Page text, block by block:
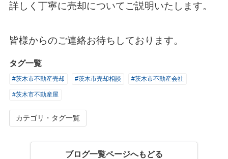
詳しく丁寧に売却についてご説明いたします。
皆様からのご連絡お待ちしております。
タグ一覧
#茨木市不動産売却 #茨木市売却相談 #茨木市不動産会社
#茨木市不動産屋
カテゴリ・タグ一覧
ブログ一覧ページへもどる